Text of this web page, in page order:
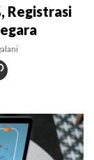
Registrasi